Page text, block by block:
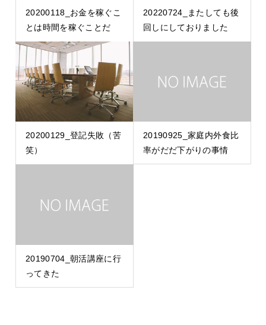
20200118_お金を稼ぐこ
とは時間を稼ぐことだ
20220724_またしても後
回しにしておりました
20200129_登記失敗（苦
笑）
20190925_家庭内外食比
率がだだ下がりの事情
20190704_朝活講座に行
ってきた